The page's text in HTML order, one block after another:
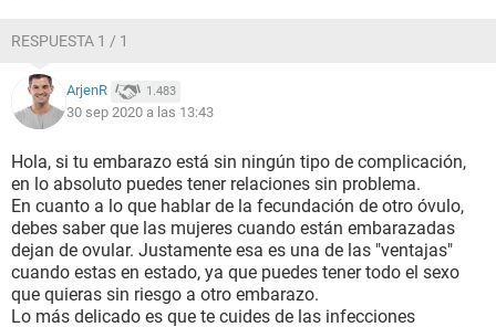
RESPUESTA 1 / 1
ArjenR 1.483
30 sep 2020 a las 13:43
Hola, si tu embarazo está sin ningún tipo de complicación,
en lo absoluto puedes tener relaciones sin problema.
En cuanto a lo que hablar de la fecundación de otro óvulo,
debes saber que las mujeres cuando están embarazadas
dejan de ovular. Justamente esa es una de las "ventajas"
cuando estas en estado, ya que puedes tener todo el sexo
que quieras sin riesgo a otro embarazo.
Lo más delicado es que te cuides de las infecciones